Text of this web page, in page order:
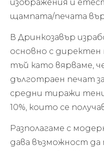
изображения и
щампата/печата
В Дринкозавър
основно с директен
тъй като вярваме,
дълготраен печат
средни тиражи
10%, които се
Разполагаме с
дава възможност да